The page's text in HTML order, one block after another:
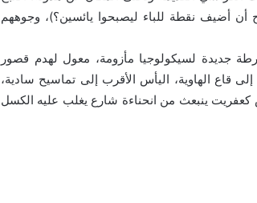
أن أضيف نقطة للباء ليصبحوا يائسين؟)، وجوههم
جديدة لسيكولوجيا مأزومة، معول لهدم قصور
قاع الهاوية، اليأس الأقرب إلى تماسيح سادية،
كعفريت ينبعث من انحناءة شارع يغلب عليه الكسل